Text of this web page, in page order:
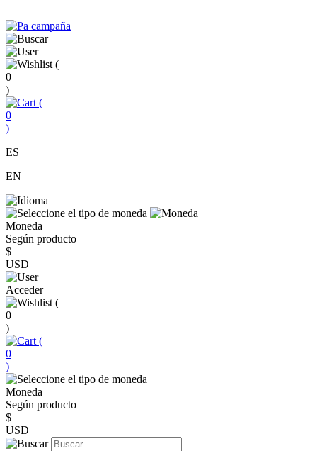
(
0
)
(
0
)
ES
EN
Moneda
Según producto
$
USD
Acceder
(
0
)
(
0
)
Moneda
Según producto
$
USD